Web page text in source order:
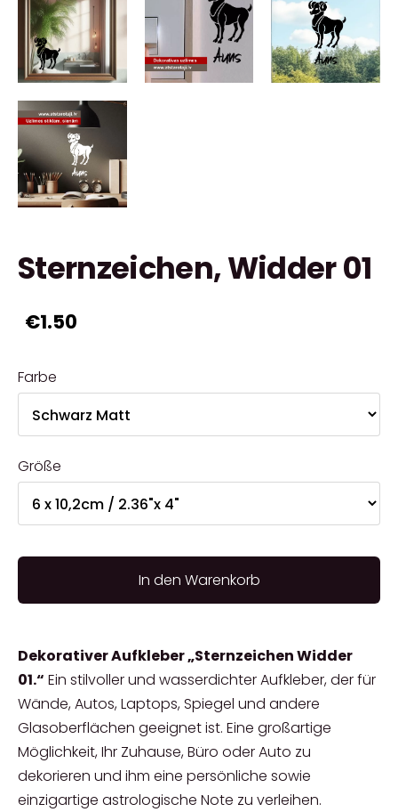
Sternzeichen, Widder 01
€1.50
Farbe
Größe
In den Warenkorb
Dekorativer Aufkleber „Sternzeichen Widder
01.“ Ein stilvoller und wasserdichter Aufkleber, der für
Wände, Autos, Laptops, Spiegel und andere
Glasoberflächen geeignet ist. Eine großartige
Möglichkeit, Ihr Zuhause, Büro oder Auto zu
dekorieren und ihm eine persönliche sowie
einzigartige astrologische Note zu verleihen.